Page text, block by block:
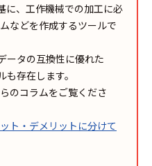
に、工作機械での加工に必
などを作成するツールで
ータの互換性に優れた
も存在します。
のコラムをご覧くださ
ト・デメリットに分けて